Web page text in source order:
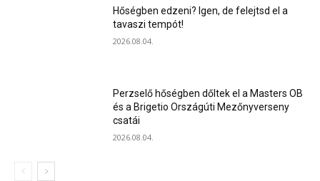
Hőségben edzeni? Igen, de felejtsd el a
tavaszi tempót!
2026.08.04.
Perzselő hőségben dőltek el a Masters OB
és a Brigetio Országúti Mezőnyverseny
csatái
2026.08.04.